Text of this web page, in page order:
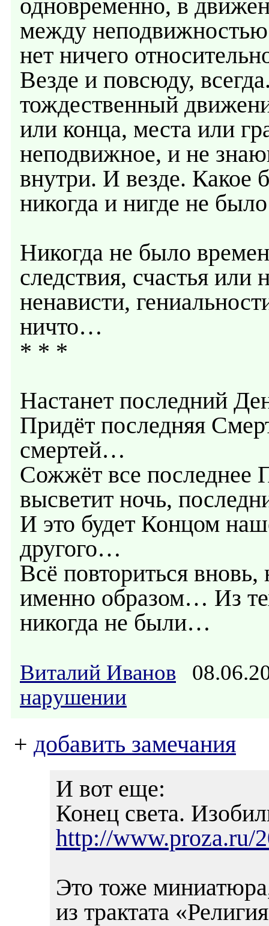
одновременно, в
между
нет ничего
Везде и повсюду,
тождественный
или конца, места или
неподвижное, и не
внутри. И везде. Какое
никогда и нигде не
Никогда не было
следствия, счастья или
ненависти,
ничто…
* * *
Настанет последний
Придёт последняя
смертей…
Сожжёт все последнее
высветит ночь,
И это будет Концом
другого…
Всё повториться вновь,
именно образом… Из
никогда не были…
Виталий Иванов
нарушении
+ добавить замечания
И вот еще:
Конец света.
http://www.proza.ru/
Это тоже
из трактата